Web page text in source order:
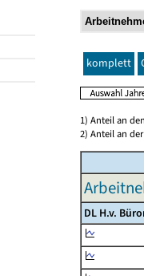
komplett
1) Anteil an
2) Anteil an
DL H.v.